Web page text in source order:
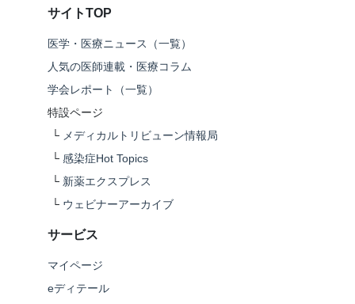
サイトTOP
医学・医療ニュース（一覧）
人気の医師連載・医療コラム
学会レポート（一覧）
特設ページ
└ メディカルトリビューン情報局
└ 感染症Hot Topics
└ 新薬エクスプレス
└ ウェビナーアーカイブ
サービス
マイページ
eディテール